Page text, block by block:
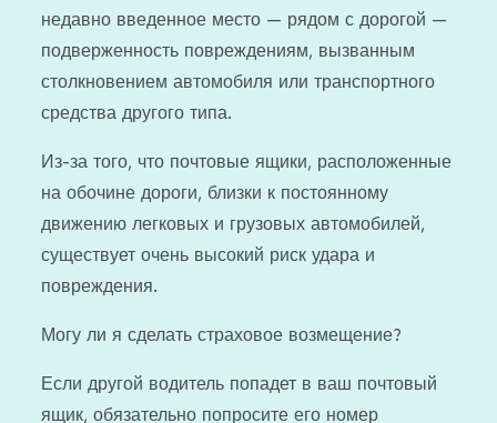
недавно введенное место — рядом с дорогой —
подверженность повреждениям, вызванным
столкновением автомобиля или транспортного
средства другого типа.
Из-за того, что почтовые ящики, расположенные
на обочине дороги, близки к постоянному
движению легковых и грузовых автомобилей,
существует очень высокий риск удара и
повреждения.
Могу ли я сделать страховое возмещение?
Если другой водитель попадет в ваш почтовый
ящик, обязательно попросите его номер